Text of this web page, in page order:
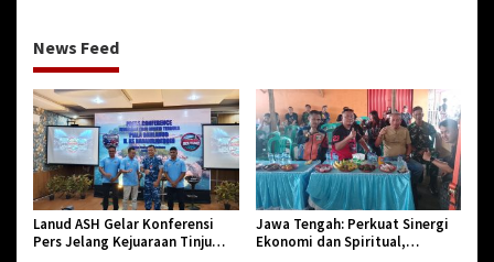
News Feed
Lanud ASH Gelar Konferensi
Pers Jelang Kejuaraan Tinju
Jawa Tengah: Perkuat Sinergi
Ekonomi dan Spiritual,